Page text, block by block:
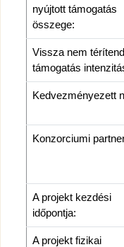
nyújtott támogatás
összege:
Vissza nem
támogatás
Kedvezményezett
Konzorciumi
A projekt kezdési
időpontja:
A projekt fizikai